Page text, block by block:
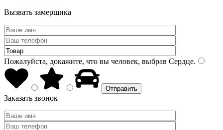
Вызвать замерщика
Пожалуйста, докажите, что вы человек, выбрав Сердце.
Заказать звонок